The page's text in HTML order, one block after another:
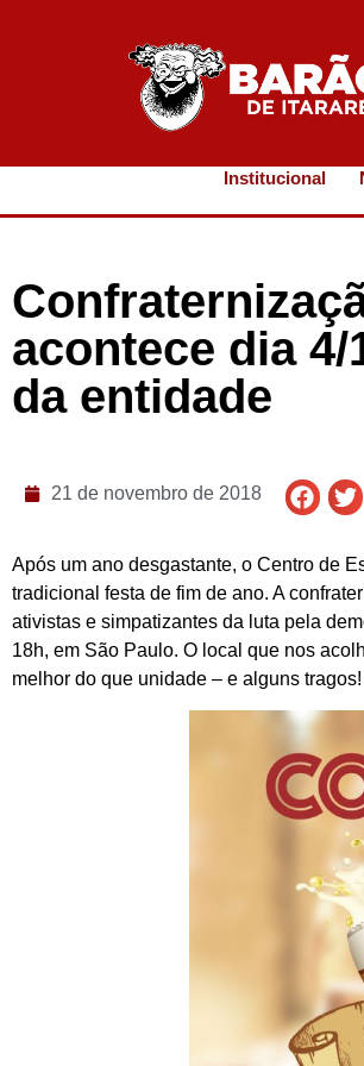
Institucional
acontece dia
da entidade
21 de novembro de 2018
Após um ano desgastante, o Centro de
tradicional festa de fim de ano. A
ativistas e simpatizantes da luta pela
18h, em São Paulo. O local que nos
melhor do que unidade – e alguns